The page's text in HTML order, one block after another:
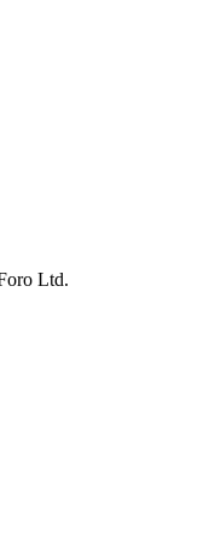
Ltd.